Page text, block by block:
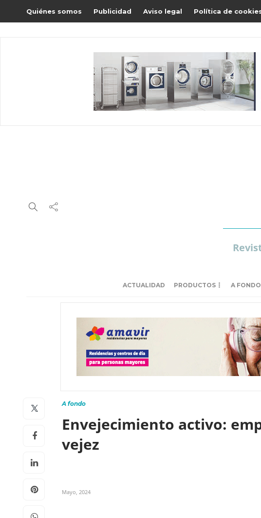
Quiénes somos Publicidad Aviso legal Política de
ACTUALIDAD PRODUCTOS A FONDO
A fondo
Envejecimiento activo:
vejez
Mayo, 2024